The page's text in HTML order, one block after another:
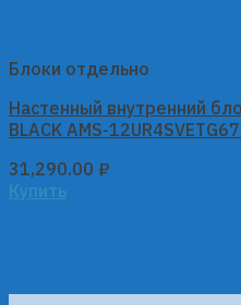
Блоки отдельно
Настенный внутренний
BLACK AMS-
31,290.00 ₽
Купить